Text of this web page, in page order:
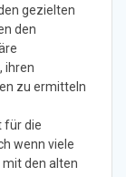
gezielten
den
ihren
zu ermitteln
für die
wenn viele
den alten